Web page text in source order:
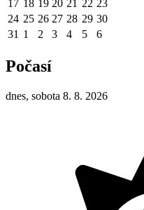
17 18 19 20 21 22 23
24 25 26 27 28 29 30
31 1 2 3 4 5 6
Počasí
dnes, sobota 8. 8. 2026